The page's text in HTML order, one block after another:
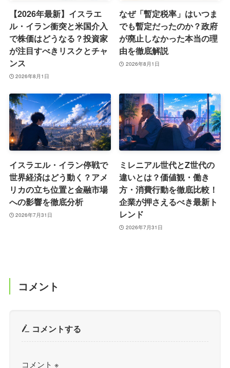
【2026年最新】イスラエ
ル・イラン衝突と米国介入
で株価はどうなる？投資家
が注目すべきリスクとチャ
ンス
2026年8月1日
なぜ「暫定税率」はいつま
でも暫定だったのか？政府
が廃止しなかった本当の理
由を徹底解説
2026年8月1日
イスラエル・イラン停戦で
世界経済はどう動く？アメ
リカの立ち位置と金融市場
への影響を徹底分析
2026年7月31日
ミレニアル世代とZ世代の
違いとは？価値観・働き
方・消費行動を徹底比較！
企業が押さえるべき最新ト
レンド
2026年7月31日
コメント
コメントする
コメント※